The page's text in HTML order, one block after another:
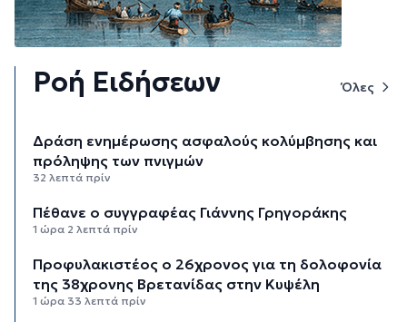
Ροή Ειδήσεων Όλες
Δράση ενημέρωσης ασφαλούς κολύμβησης και
πρόληψης των πνιγμών
32 λεπτά πρίν
Πέθανε ο συγγραφέας Γιάννης Γρηγοράκης
1 ώρα 2 λεπτά πρίν
Προφυλακιστέος ο 26χρονος για τη δολοφονία
της 38χρονης Βρετανίδας στην Κυψέλη
1 ώρα 33 λεπτά πρίν